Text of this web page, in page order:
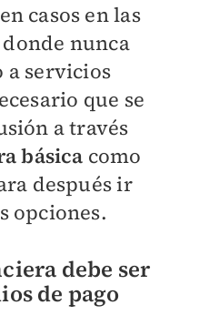
casos en las
nunca
a servicios
que se
a través
básica como
después ir
opciones.
debe ser
de pago